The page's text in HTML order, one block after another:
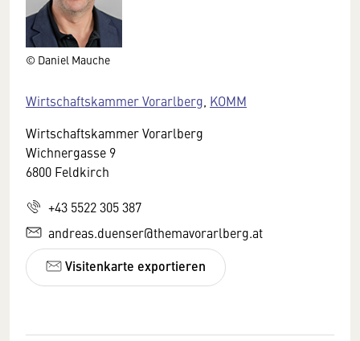
© Daniel Mauche
Wirtschaftskammer Vorarlberg KOMM
Wirtschaftskammer Vorarlberg
Wichnergasse 9
6800 Feldkirch
+43 5522 305 387
andreas.duenser@themavorarlberg.at
Visitenkarte exportieren